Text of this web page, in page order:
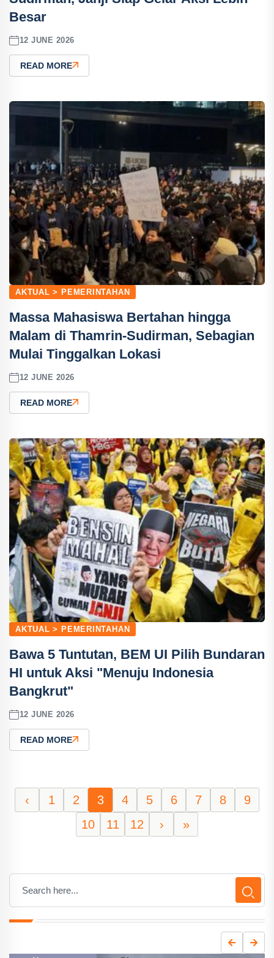
Besar
12 JUNE 2026
READ MORE
AKTUAL > PEMERINTAHAN
Massa Mahasiswa Bertahan hingga
Malam di Thamrin-Sudirman, Sebagian
Mulai Tinggalkan Lokasi
12 JUNE 2026
READ MORE
AKTUAL > PEMERINTAHAN
Bawa 5 Tuntutan, BEM UI Pilih Bundaran
HI untuk Aksi "Menuju Indonesia
Bangkrut"
12 JUNE 2026
READ MORE
‹ 1 2 3 4 5 6 7 8
9
10
11 12 › »